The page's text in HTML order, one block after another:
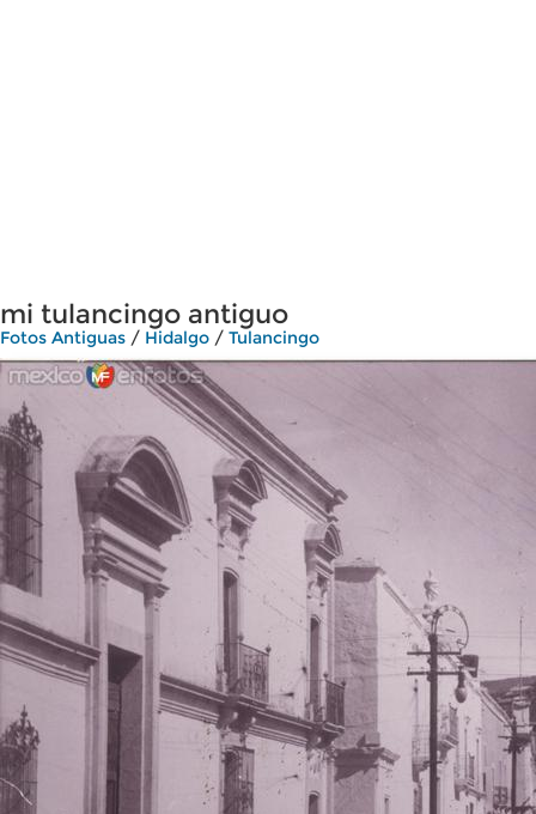
mi tulancingo antiguo
Fotos Antiguas / Hidalgo / Tulancingo